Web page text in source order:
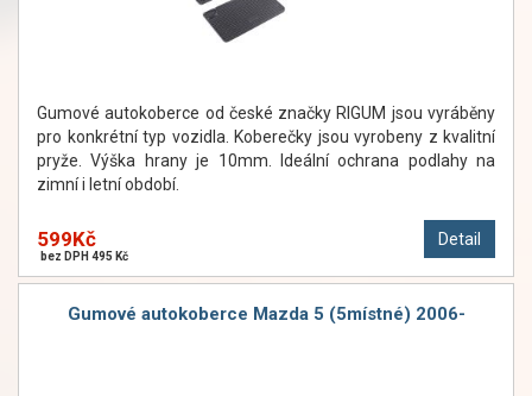
Gumové autokoberce od české značky RIGUM jsou vyráběny
pro konkrétní typ vozidla. Koberečky jsou vyrobeny z kvalitní
pryže. Výška hrany je 10mm. Ideální ochrana podlahy na
zimní i letní období.
Detail
599Kč
bez DPH 495 Kč
Gumové autokoberce Mazda 5 (5místné) 2006-